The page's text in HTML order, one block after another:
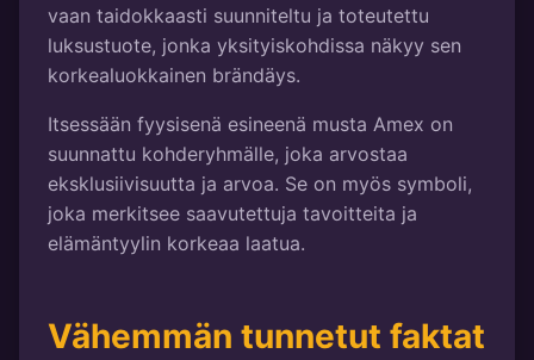
vaan taidokkaasti suunniteltu ja toteutettu
luksustuote, jonka yksityiskohdissa näkyy sen
korkealuokkainen brändäys.
Itsessään fyysisenä esineenä musta Amex on
suunnattu kohderyhmälle, joka arvostaa
eksklusiivisuutta ja arvoa. Se on myös symboli,
joka merkitsee saavutettuja tavoitteita ja
elämäntyylin korkeaa laatua.
Vähemmän tunnetut faktat